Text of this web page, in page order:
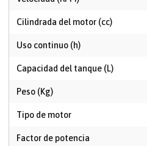
Cilindrada del motor (cc)
Uso continuo (h)
Capacidad del tanque (L)
Peso (Kg)
Tipo de motor
Factor de potencia